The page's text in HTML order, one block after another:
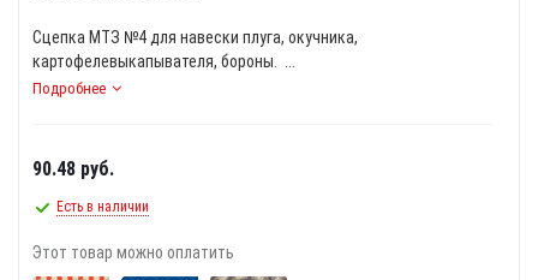
Сцепка МТЗ №4 для навески плуга, окучника,
картофелевыкапывателя, бороны. ...
Подробнее
90.48 руб.
Есть в наличии
Этот товар можно оплатить